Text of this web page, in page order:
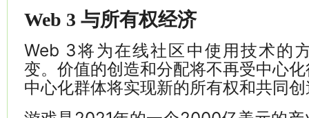
Web 3 与所有权经济
Web 3将为在线社区中使用技术的
变。价值的创造和分配将不再受中心
中心化群体将实现新的所有权和共同